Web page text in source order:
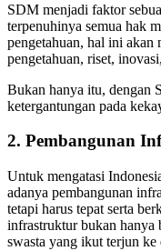
SDM menjadi faktor
terpenuhinya semua hak
pengetahuan, hal ini akan
pengetahuan, riset,
Bukan hanya itu, dengan
ketergantungan pada
2. Pembangunan
Untuk mengatasi
adanya pembangunan
tetapi harus tepat serta
infrastruktur bukan hanya
swasta yang ikut terjun ke